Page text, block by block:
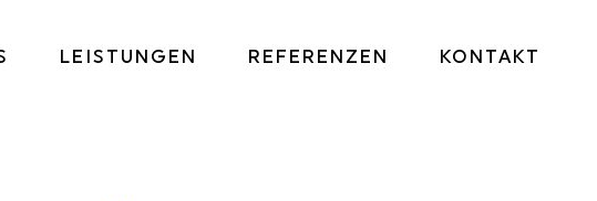
LEISTUNGEN REFERENZEN KONTAKT